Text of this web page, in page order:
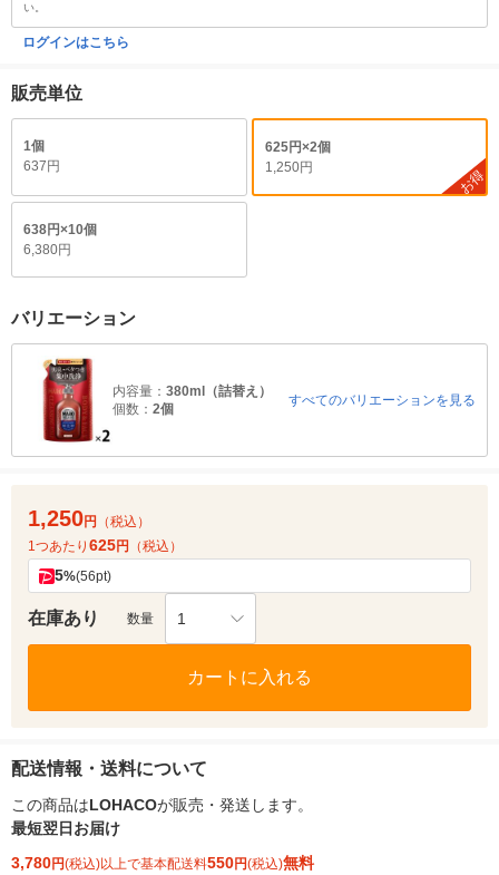
い。
ログインはこちら
販売単位
1個
637円
625円×2個
1,250円
お得
638円×10個
6,380円
バリエーション
内容量： 380ml（詰替え）
個数： 2個
すべてのバリエーションを見る
1,250円
（税込）
1つあたり 625円 （税込）
5%(56pt)
在庫あり 数量 1
カートに入れる
配送情報・送料について
この商品はLOHACOが販売・発送します。
最短翌日お届け
3,780円(税込)以上で基本配送料550円(税込)無料